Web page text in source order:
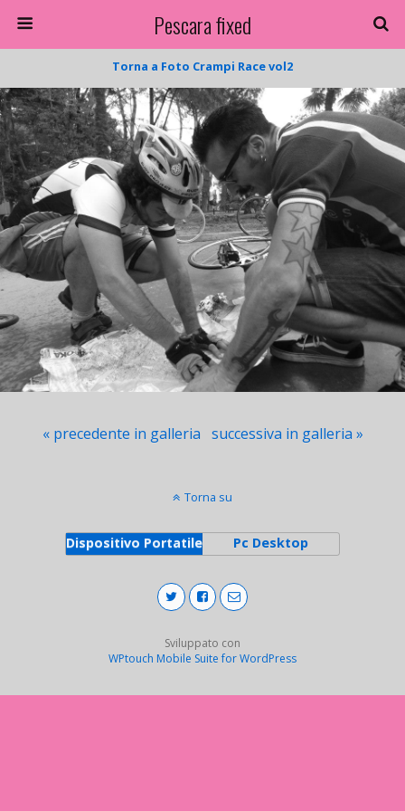
Pescara fixed
Torna a Foto Crampi Race vol2
« precedente in galleria successiva in galleria »
Torna su
Dispositivo Portatile Pc Desktop
Sviluppato con
WPtouch Mobile Suite for WordPress